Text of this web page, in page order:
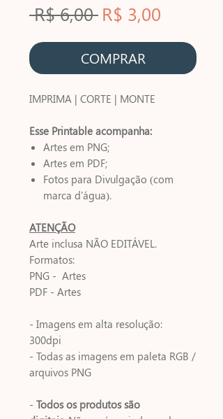
R$ 6,00 Preço
normal
R$ 3,00
COMPRAR
IMPRIMA | CORTE | MONTE
Esse Printable acompanha:
Artes em PNG;
Artes em PDF;
Fotos para Divulgação (com
marca d'água).
ATENÇÃO
Arte inclusa NÃO EDITÁVEL.
Formatos:
PNG - Artes
PDF - Artes
- Imagens em alta resolução:
300dpi
- Todas as imagens em paleta RGB /
arquivos PNG
- Todos os produtos são